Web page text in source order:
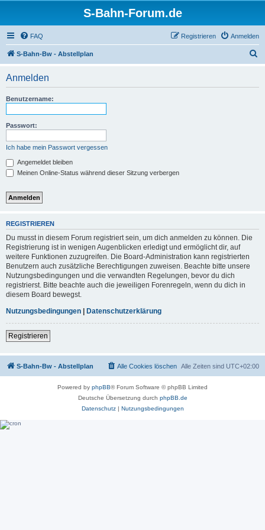
S-Bahn-Forum.de
FAQ Anmelden
Registrieren
S-Bahn-Bw - Abstellplan
Anmelden
Benutzername:
Passwort:
Ich habe mein Passwort vergessen
Angemeldet bleiben
Meinen Online-Status während dieser Sitzung verbergen
REGISTRIEREN
Du musst in diesem Forum registriert sein, um dich anmelden zu können. Die
Registrierung ist in wenigen Augenblicken erledigt und ermöglicht dir, auf
weitere Funktionen zuzugreifen. Die Board-Administration kann registrierten
Benutzern auch zusätzliche Berechtigungen zuweisen. Beachte bitte unsere
Nutzungsbedingungen und die verwandten Regelungen, bevor du dich
registrierst. Bitte beachte auch die jeweiligen Forenregeln, wenn du dich in
diesem Board bewegst.
Nutzungsbedingungen | Datenschutzerklärung
Registrieren
S-Bahn-Bw - Abstellplan Alle Zeiten sind UTC+02:00
Alle Cookies löschen
Powered by phpBB® Forum Software © phpBB Limited
Deutsche Übersetzung durch phpBB.de
Datenschutz| Nutzungsbedingungen